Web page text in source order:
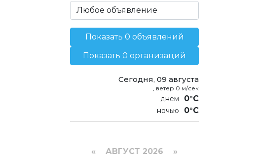
Показать 0 объявлений
Показать 0 организаций
Сегодня, 09 августа
, ветер 0 м/сек
0°C
0°C
« АВГУСТ 2026 »